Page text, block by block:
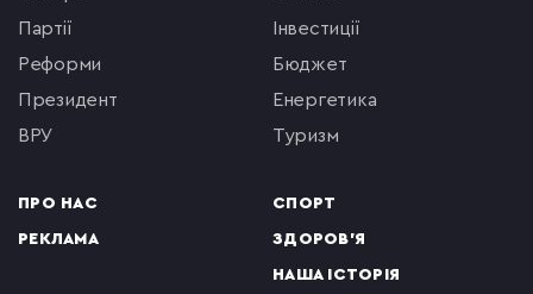
партії
реформи
президент
ВРУ
ПРО НАС
РЕКЛАМА
інвестиції
бюджет
енергетика
туризм
СПОРТ
ЗДОРОВ'Я
НАША ІСТОРІЯ